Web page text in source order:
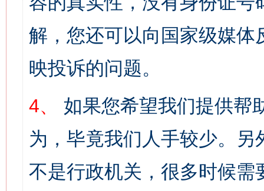
解，您还可以向国家级媒
映投诉的问题。
4、
如果您希望我们提供帮
为，毕竟我们人手较少。
不是行政机关，很多时候